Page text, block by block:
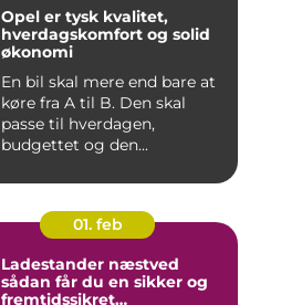
Opel er tysk kvalitet,
hverdagskomfort og solid
økonomi
En bil skal mere end bare at
køre fra A til B. Den skal
passe til hverdagen,
budgettet og den...
01. feb
Ladestander næstved
sådan får du en sikker og
fremtidssikret